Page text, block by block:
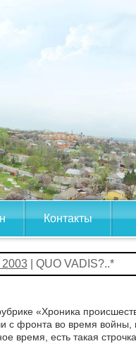
Контакты
| QUO VADIS?..*
«Хроника
с фронта во время
время, есть такая